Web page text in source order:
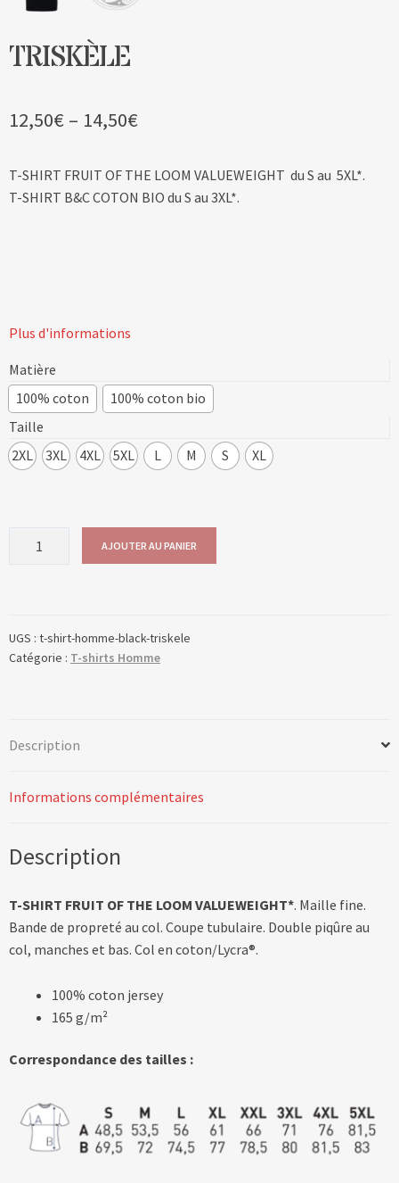
TRISKÈLE
12,50€ – 14,50€
T-SHIRT FRUIT OF THE LOOM VALUEWEIGHT du S au 5XL*.
T-SHIRT B&C COTON BIO du S au 3XL*.
Plus d'informations
Matière
100% coton
100% coton bio
Taille
2XL
3XL 4XL 5XL L M S XL
AJOUTER AU PANIER
UGS : t-shirt-homme-black-triskele
Catégorie : T-shirts Homme
Description
Informations complémentaires
Description
T-SHIRT FRUIT OF THE LOOM VALUEWEIGHT*. Maille fine.
Bande de propreté au col. Coupe tubulaire. Double piqûre au
col, manches et bas. Col en coton/Lycra®.
100% coton jersey
165 g/m²
Correspondance des tailles :